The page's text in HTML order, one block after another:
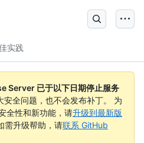
实践
Server 已于以下日期停止服务
安全问题，也不会发布补丁。 为
全性和新功能，请升级到最新版
需升级帮助，请联系 GitHub